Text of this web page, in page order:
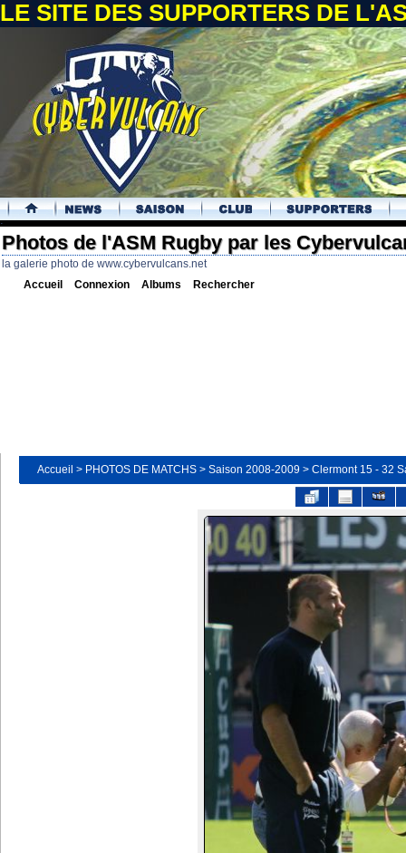
LE SITE DES SUPPORTERS DE
.
Photos de l'ASM Rugby par les
la galerie photo de www.cybervulcans.net
Accueil Connexion Albums Rechercher
Accueil > PHOTOS DE MATCHS > Saison 2008-2009 > Clermont 15 - 32